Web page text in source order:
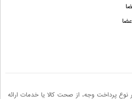
نوع پرداخت وجه، از صحت کالا یا خدمات ارائه